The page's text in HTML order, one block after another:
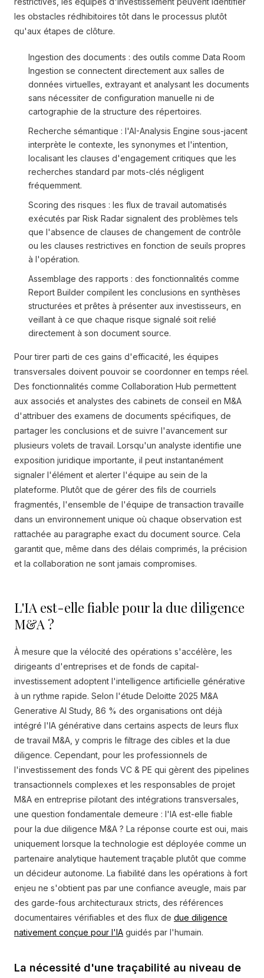
les obstacles rédhibitoires tôt dans le processus plutôt
qu'aux étapes de clôture.
Ingestion des documents : des outils comme Data Room
Ingestion se connectent directement aux salles de
données virtuelles, extrayant et analysant les documents
sans nécessiter de configuration manuelle ni de
cartographie de la structure des répertoires.
Recherche sémantique : l'AI-Analysis Engine sous-jacent
interprète le contexte, les synonymes et l'intention,
localisant les clauses d'engagement critiques que les
recherches standard par mots-clés négligent
fréquemment.
Scoring des risques : les flux de travail automatisés
exécutés par Risk Radar signalent des problèmes tels
que l'absence de clauses de changement de contrôle
ou les clauses restrictives en fonction de seuils propres
à l'opération.
Assemblage des rapports : des fonctionnalités comme
Report Builder compilent les conclusions en synthèses
structurées et prêtes à présenter aux investisseurs, en
veillant à ce que chaque risque signalé soit relié
directement à son document source.
Pour tirer parti de ces gains d'efficacité, les équipes
transversales doivent pouvoir se coordonner en temps réel.
Des fonctionnalités comme Collaboration Hub permettent
aux associés et analystes des cabinets de conseil en M&A
d'attribuer des examens de documents spécifiques, de
partager les conclusions et de suivre l'avancement sur
plusieurs volets de travail. Lorsqu'un analyste identifie une
exposition juridique importante, il peut instantanément
signaler l'élément et alerter l'équipe au sein de la
plateforme. Plutôt que de gérer des fils de courriels
fragmentés, l'ensemble de l'équipe de transaction travaille
dans un environnement unique où chaque observation est
rattachée au paragraphe exact du document source. Cela
garantit que, même dans des délais comprimés, la précision
et la collaboration ne sont jamais compromises.
L'IA est-elle fiable pour la due diligence
M&A ?
À mesure que la vélocité des opérations s'accélère, les
dirigeants d'entreprises et de fonds de capital-
investissement adoptent l'intelligence artificielle générative
à un rythme rapide. Selon l'étude Deloitte 2025 M&A
Generative AI Study, 86 % des organisations ont déjà
intégré l'IA générative dans certains aspects de leurs flux
de travail M&A, y compris le filtrage des cibles et la due
diligence. Cependant, pour les professionnels de
l'investissement des fonds VC & PE qui gèrent des pipelines
transactionnels complexes et les responsables de projet
M&A en entreprise pilotant des intégrations transversales,
une question fondamentale demeure : l'IA est-elle fiable
pour la due diligence M&A ? La réponse courte est oui, mais
uniquement lorsque la technologie est déployée comme un
partenaire analytique hautement traçable plutôt que comme
un décideur autonome. La fiabilité dans les opérations à fort
enjeu ne s'obtient pas par une confiance aveugle, mais par
des garde-fous architecturaux stricts, des références
documentaires vérifiables et des flux de due diligence
nativement conçue pour l'IA guidés par l'humain.
La nécessité d'une traçabilité au niveau de